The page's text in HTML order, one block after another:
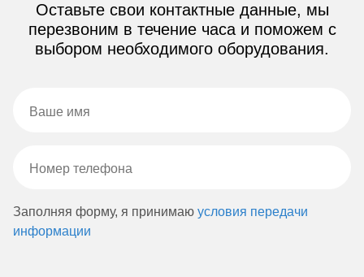
Оставьте свои контактные данные, мы
перезвоним в течение часа и поможем с
выбором необходимого оборудования.
Заполняя форму, я принимаю условия передачи
информации